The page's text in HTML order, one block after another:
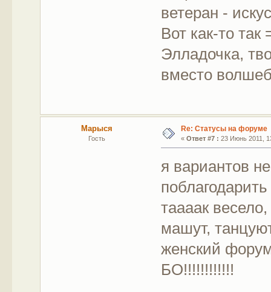
ветеран -
Вот как-то так
Элладочка,
вместо
Марыся
Гость
Re: Статусы на форуме
« Ответ #7 : 23 Июнь 2011,
я вариантов
таааак
машут,
женский
БО!!!!!!!!!!!!